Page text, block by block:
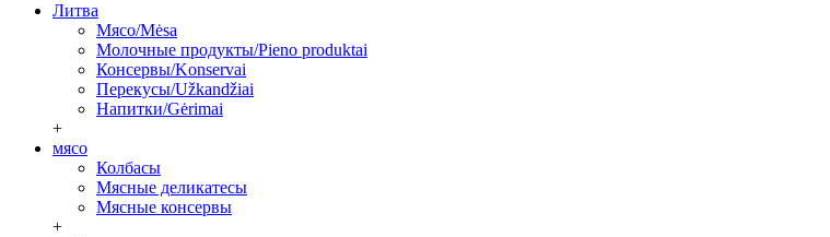
Литва
Мясо/Mėsa
Молочные продукты/Pieno produktai
Консервы/Konservai
Перекусы/Užkandžiai
Напитки/Gėrimai
+
мясо
Колбасы
Мясные деликатесы
Мясные консервы
+